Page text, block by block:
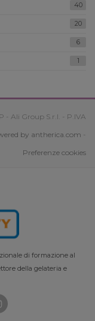
40
20
6
1
- Ali Group S.r.l. - P.IVA
by antherica.com -
Preferenze cookies
di formazione al
della gelateria e